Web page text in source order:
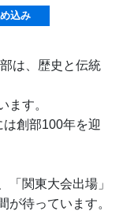
込み
は、歴史と伝統
ます。
創部100年を迎
「関東大会出場」
が待っています。